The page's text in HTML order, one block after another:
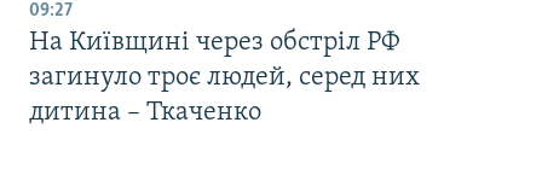
09:27
На Київщині через обстріл РФ
загинуло троє людей, серед них
дитина – Ткаченко